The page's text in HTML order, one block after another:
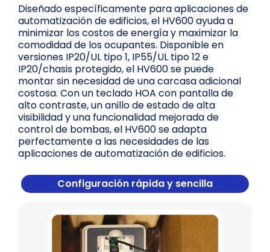
Diseñado específicamente para aplicaciones de
automatización de edificios, el HV600 ayuda a
minimizar los costos de energía y maximizar la
comodidad de los ocupantes. Disponible en
versiones IP20/UL tipo 1, IP55/UL tipo 12 e
IP20/chasis protegido, el HV600 se puede
montar sin necesidad de una carcasa adicional
costosa. Con un teclado HOA con pantalla de
alto contraste, un anillo de estado de alta
visibilidad y una funcionalidad mejorada de
control de bombas, el HV600 se adapta
perfectamente a las necesidades de las
aplicaciones de automatización de edificios.
Configuración rápida y sencilla